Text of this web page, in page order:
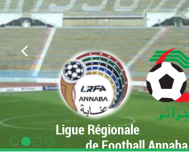
Ligue Régionale
de Football Annaba